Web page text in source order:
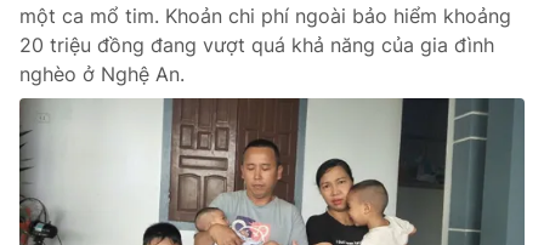
một ca mổ tim. Khoản chi phí ngoài bảo hiểm khoảng
20 triệu đồng đang vượt quá khả năng của gia đình
nghèo ở Nghệ An.